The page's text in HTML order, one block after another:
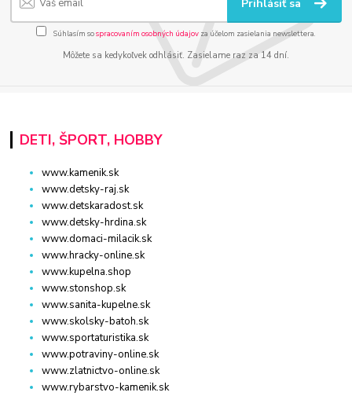
Prihlásiť sa
Súhlasím sospracovaním osobných údajov za účelom zasielania newslettera.
Môžete sa kedykoľvek odhlásiť. Zasielame raz za 14 dní.
DETI, ŠPORT, HOBBY
www.kamenik.sk
www.detsky-raj.sk
www.detskaradost.sk
www.detsky-hrdina.sk
www.domaci-milacik.sk
www.hracky-online.sk
www.kupelna.shop
www.stonshop.sk
www.sanita-kupelne.sk
www.skolsky-batoh.sk
www.sportaturistika.sk
www.potraviny-online.sk
www.zlatnictvo-online.sk
www.rybarstvo-kamenik.sk